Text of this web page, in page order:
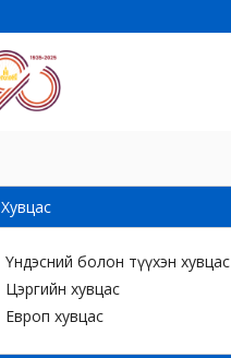
Хувцас
Үндэсний болон түүхэн хувцас
Цэргийн хувцас
Европ хувцас